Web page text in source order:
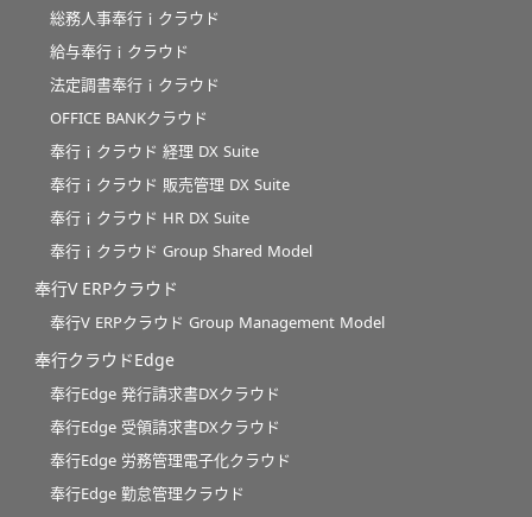
総務人事奉行ｉクラウド
給与奉行ｉクラウド
法定調書奉行ｉクラウド
OFFICE BANKクラウド
奉行ｉクラウド 経理 DX Suite
奉行ｉクラウド 販売管理 DX Suite
奉行ｉクラウド HR DX Suite
奉行ｉクラウド Group Shared Model
奉行V ERPクラウド
奉行V ERPクラウド Group Management Model
奉行クラウドEdge
奉行Edge 発行請求書DXクラウド
奉行Edge 受領請求書DXクラウド
奉行Edge 労務管理電子化クラウド
奉行Edge 勤怠管理クラウド